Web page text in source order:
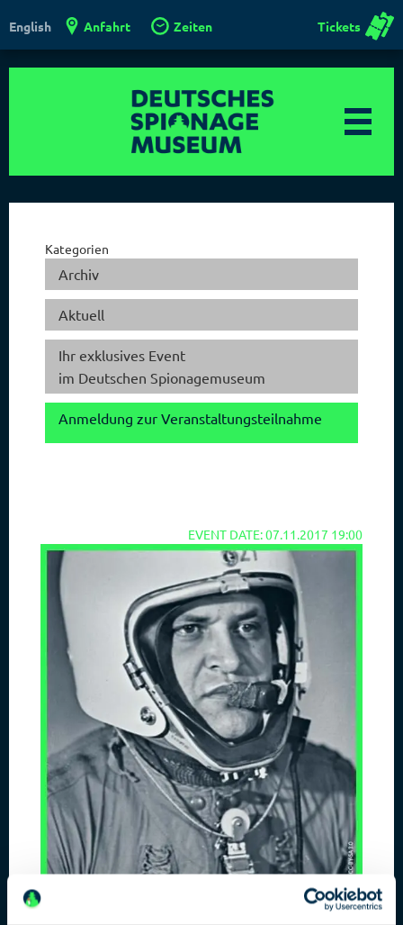
English Anfahrt Zeiten Tickets
Kategorien
Archiv
Aktuell
Ihr exklusives Event
im Deutschen Spionagemuseum
Anmeldung zur Veranstaltungsteilnahme
EVENT DATE: 07.11.2017 19:00